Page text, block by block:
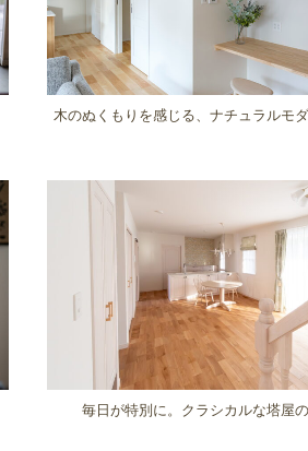
木のぬくもりを感じる、ナチュラルモ
毎日が特別に。クラシカルな塔屋